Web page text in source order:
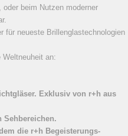
oder beim Nutzen moderner
für neueste Brillenglastechnologien
an:
Exklusiv von r+h aus
Sehbereichen.
die r+h Begeisterungs-